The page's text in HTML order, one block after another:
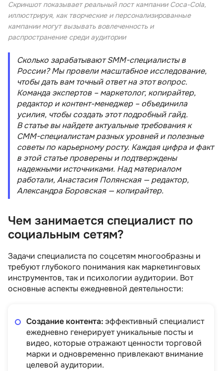
Скриншот показывает реальный пост кампании Coca-Cola,
иллюстрируя, как творческие и персонализированные
кампании могут вызывать вовлеченность и
распространение среди аудитории
Сколько зарабатывают SMM-специалисты в
России? Мы провели масштабное исследование,
чтобы дать вам точный ответ на этот вопрос.
Команда экспертов – маркетолог, копирайтер,
редактор и контент-менеджер – объединила
усилия, чтобы создать этот подробный гайд.
В статье вы найдете актуальные требования к
СММ-специалистам разных уровней и полезные
советы по карьерному росту. Каждая цифра и факт
в этой статье проверены и подтверждены
надежными источниками. Над материалом
работали, Анастасия Полянская — редактор,
Александра Боровская — копирайтер.
Чем занимается специалист по
социальным сетям?
Задачи специалиста по соцсетям многообразны и
требуют глубокого понимания как маркетинговых
инструментов, так и психологии аудитории. Вот
основные аспекты ежедневной деятельности:
Создание контента:эффективный специалист
ежедневно генерирует уникальные посты и
видео, которые отражают ценности торговой
марки и одновременно привлекают внимание
целевой аудитории.